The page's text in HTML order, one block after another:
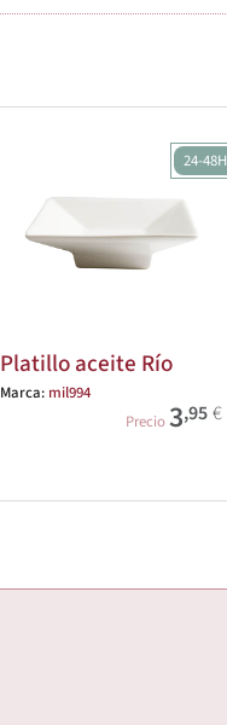
24-48H
Platillo aceite Río
Marca: mil994
Precio 3,95€